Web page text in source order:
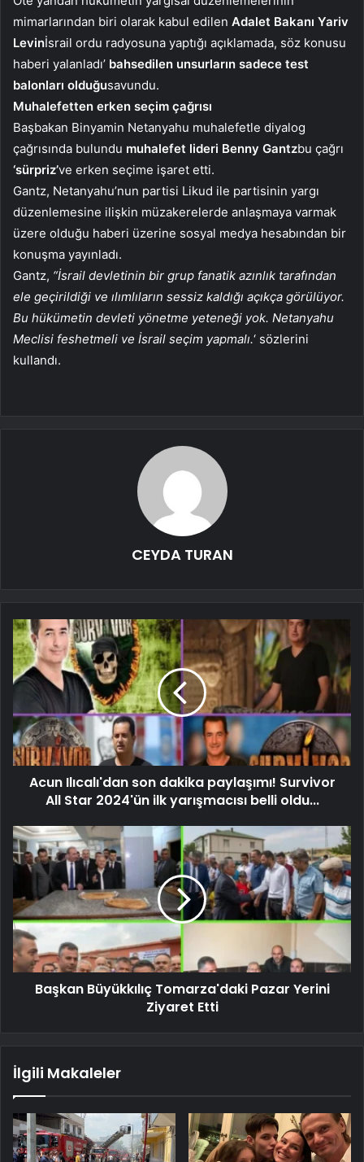
mimarlarından biri olarak kabul edilen Adalet Bakanı Yariv
Levinİsrail ordu radyosuna yaptığı açıklamada, söz konusu
haberi yalanladı’ bahsedilen unsurların sadece test
balonları olduğusavundu.
Muhalefetten erken seçim çağrısı
Başbakan Binyamin Netanyahu muhalefetle diyalog
çağrısında bulundu muhalefet lideri Benny Gantzbu çağrı
‘sürpriz’ve erken seçime işaret etti.
Gantz, Netanyahu’nun partisi Likud ile partisinin yargı
düzenlemesine ilişkin müzakerelerde anlaşmaya varmak
üzere olduğu haberi üzerine sosyal medya hesabından bir
konuşma yayınladı.
Gantz, “İsrail devletinin bir grup fanatik azınlık tarafından
ele geçirildiği ve ılımlıların sessiz kaldığı açıkça görülüyor.
Bu hükümetin devleti yönetme yeteneği yok. Netanyahu
Meclisi feshetmeli ve İsrail seçim yapmalı.‘ sözlerini
kullandı.
CEYDA TURAN
Acun Ilıcalı'dan son dakika paylaşımı! Survivor
All Star 2024'ün ilk yarışmacısı belli oldu...
Başkan Büyükkılıç Tomarza'daki Pazar Yerini
Ziyaret Etti
İlgili Makaleler